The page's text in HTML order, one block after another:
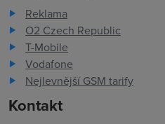
Reklama
O2 Czech Republic
T-Mobile
Vodafone
Nejlevnější GSM tarify
Kontakt